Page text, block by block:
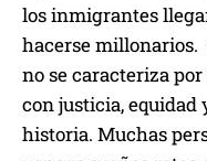
los inmigrantes
hacerse millonarios.
no se caracteriza
con justicia, equidad
historia. Muchas